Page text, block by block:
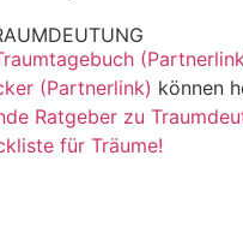
(Partnerlink) können
Ratgeber zu
für Träume!